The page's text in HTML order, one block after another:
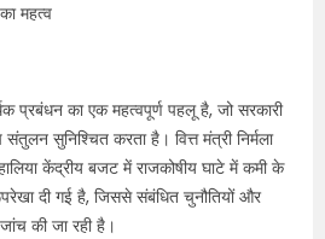
महत्व
प्रबंधन का एक महत्वपूर्ण पहलू है, जो सरकारी
सुनिश्चित करता है। वित्त मंत्री निर्मला
हालिया केंद्रीय बजट में राजकोषीय घाटे में कमी के
रूपरेखा दी गई है, जिससे संबंधित चुनौतियों और
जांच की जा रही है।